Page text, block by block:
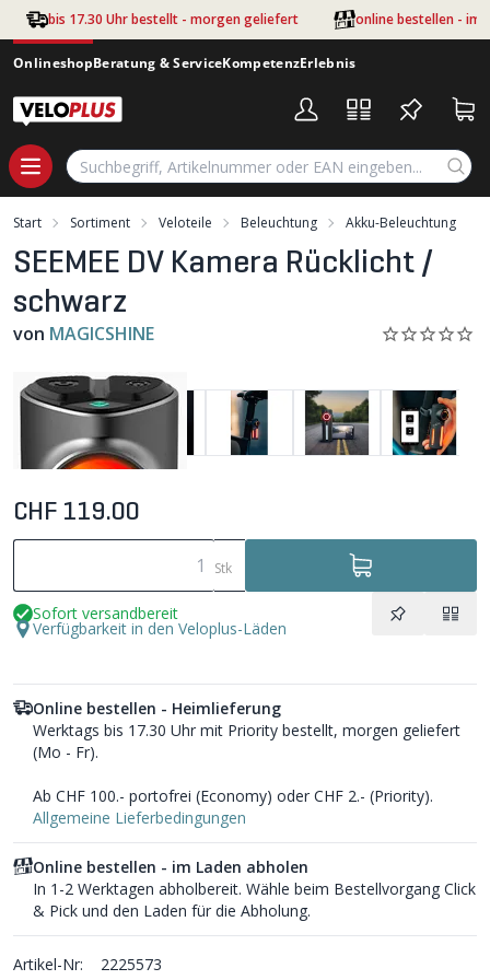
Zum Hauptinhalt springen
bis 17.30 Uhr bestellt - morgen geliefert online bestellen - im
OnlineshopBeratung & ServiceKompetenzErlebnis
Start Sortiment Veloteile Beleuchtung Akku-Beleuchtung
SEEMEE DV Kamera Rücklicht /
schwarz
von MAGICSHINE
CHF 119.00
Stk
Sofort versandbereit
Verfügbarkeit in den Veloplus-Läden
Online bestellen - Heimlieferung
Werktags bis 17.30 Uhr mit Priority bestellt, morgen geliefert
(Mo - Fr).
Ab CHF 100.- portofrei (Economy) oder CHF 2.- (Priority).
Allgemeine Lieferbedingungen
Online bestellen - im Laden abholen
In 1-2 Werktagen abholbereit. Wähle beim Bestellvorgang Click
& Pick und den Laden für die Abholung.
Artikel-Nr: 2225573